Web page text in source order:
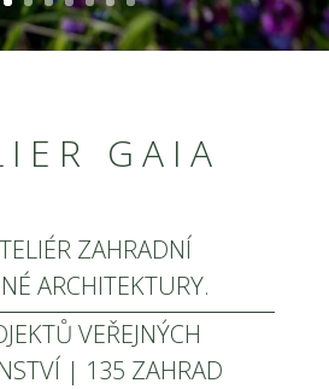
GAIA
ZAHRADNÍ
ARCHITEKTURY.
VEŘEJNÝCH
| 135 ZAHRAD